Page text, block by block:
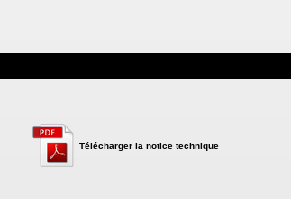
Télécharger la notice technique